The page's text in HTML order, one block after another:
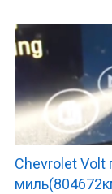
Chevrolet Volt